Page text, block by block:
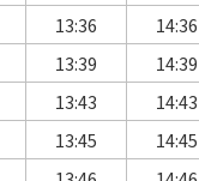
13:36 14:36
13:39 14:39
13:43 14:43
13:45 14:45